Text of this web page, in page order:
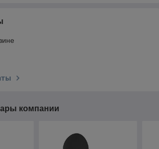
компании